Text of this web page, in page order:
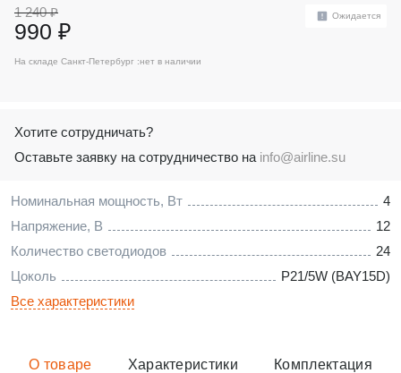
Номинальная мощность, Вт
4
Напряжение, В
12
Количество светодиодов
24
Цоколь
P21/5W (BAY15D)
Все характеристики
1 240 ₽
990 ₽
Ожидается
На складе Санкт-Петербург :нет в наличии
Хотите сотрудничать?
Оставьте заявку на сотрудничество на info@airline.su
О товаре Характеристики Комплектация